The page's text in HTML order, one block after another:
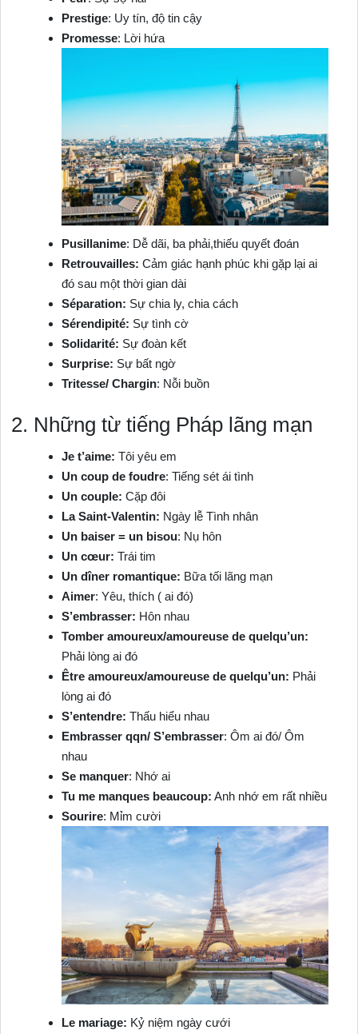
Prestige: Uy tín, độ tin cậy
Promesse: Lời hứa
Pusillanime: Dễ dãi, ba phải,thiếu quyết đoán
Retrouvailles: Cảm giác hạnh phúc khi gặp lại ai
đó sau một thời gian dài
Séparation: Sự chia ly, chia cách
Sérendipité: Sự tình cờ
Solidarité: Sự đoàn kết
Surprise: Sự bất ngờ
Tritesse/ Chargin: Nỗi buồn
2. Những từ tiếng Pháp lãng mạn
Je t’aime: Tôi yêu em
Un coup de foudre: Tiếng sét ái tình
Un couple: Cặp đôi
La Saint-Valentin: Ngày lễ Tình nhân
Un baiser = un bisou: Nụ hôn
Un cœur: Trái tim
Un dîner romantique: Bữa tối lãng mạn
Aimer: Yêu, thích ( ai đó)
S’embrasser: Hôn nhau
Tomber amoureux/amoureuse de quelqu’un:
Phải lòng ai đó
Être amoureux/amoureuse de quelqu’un: Phải
lòng ai đó
S’entendre: Thấu hiểu nhau
Embrasser qqn/ S’embrasser: Ôm ai đó/ Ôm
nhau
Se manquer: Nhớ ai
Tu me manques beaucoup: Anh nhớ em rất nhiều
Sourire: Mỉm cười
Le mariage: Kỷ niệm ngày cưới